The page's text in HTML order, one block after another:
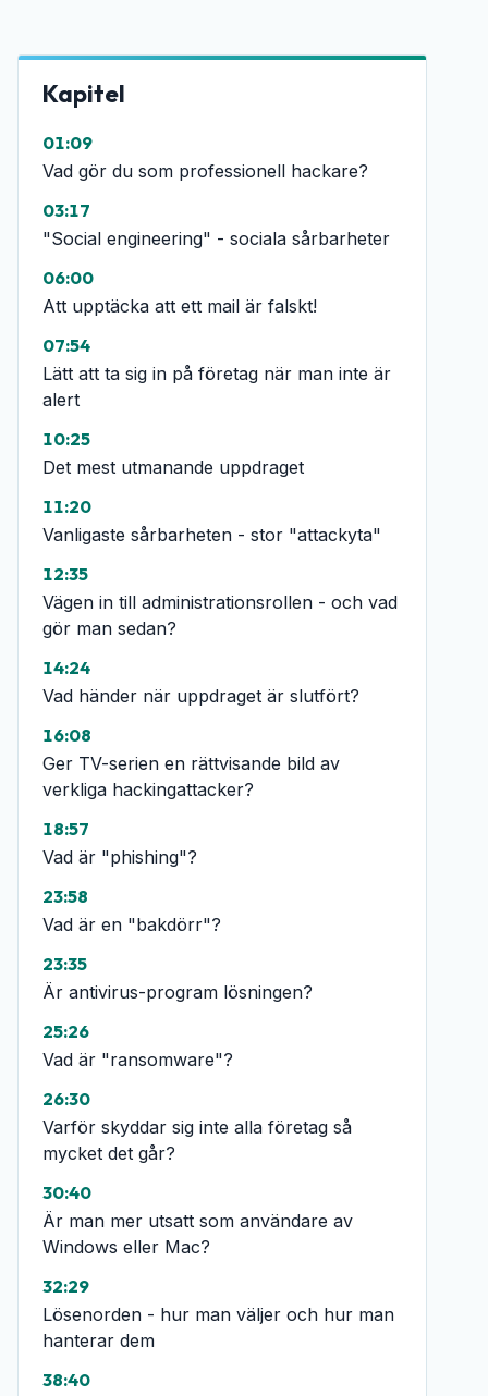
Kapitel
01:09
Vad gör du som professionell hackare?
03:17
"Social engineering" - sociala sårbarheter
06:00
Att upptäcka att ett mail är falskt!
07:54
Lätt att ta sig in på företag när man inte är
alert
10:25
Det mest utmanande uppdraget
11:20
Vanligaste sårbarheten - stor "attackyta"
12:35
Vägen in till administrationsrollen - och vad
gör man sedan?
14:24
Vad händer när uppdraget är slutfört?
16:08
Ger TV-serien en rättvisande bild av
verkliga hackingattacker?
18:57
Vad är "phishing"?
23:58
Vad är en "bakdörr"?
23:35
Är antivirus-program lösningen?
25:26
Vad är "ransomware"?
26:30
Varför skyddar sig inte alla företag så
mycket det går?
30:40
Är man mer utsatt som användare av
Windows eller Mac?
32:29
Lösenorden - hur man väljer och hur man
hanterar dem
38:40